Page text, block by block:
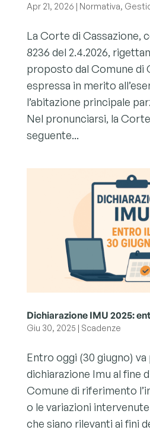
Apr 21, 2026 | Normativa,
La Corte di Cassazione,
8236 del 2.4.2026,
proposto dal Comune di
espressa in merito
l’abitazione principale
Nel pronunciarsi, la
seguente...
Dichiarazione IMU 2025:
Giu 30, 2025 | Scadenze
Entro oggi (30 giugno)
dichiarazione Imu al fine
Comune di riferimento
o le variazioni intervenute
che siano rilevanti ai fini